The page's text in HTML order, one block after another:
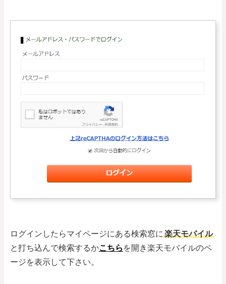
ログインしたらマイページにある検索窓に 楽天モバイル
と打ち込んで検索するかこちら を開き楽天モバイルのペ
ージを表示して下さい。